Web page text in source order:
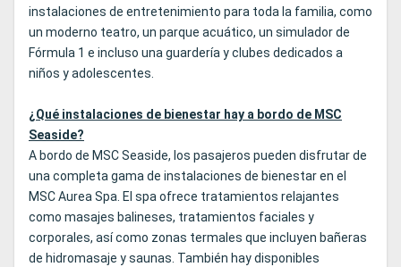
instalaciones de entretenimiento para toda la familia, como
un moderno teatro, un parque acuático, un simulador de
Fórmula 1 e incluso una guardería y clubes dedicados a
niños y adolescentes.
¿Qué instalaciones de bienestar hay a bordo de MSC
Seaside?
A bordo de MSC Seaside, los pasajeros pueden disfrutar de
una completa gama de instalaciones de bienestar en el
MSC Aurea Spa. El spa ofrece tratamientos relajantes
como masajes balineses, tratamientos faciales y
corporales, así como zonas termales que incluyen bañeras
de hidromasaje y saunas. También hay disponibles